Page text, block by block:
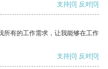
支持[0] 反对[0]
所有的工作需求，让我能够在工作
支持[0] 反对[0]